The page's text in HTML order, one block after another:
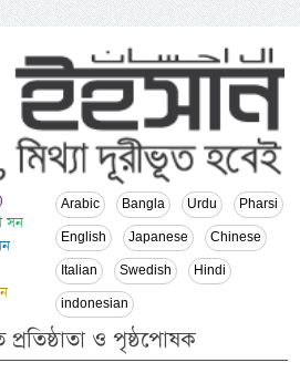
সন
Arabic Bangla Urdu Pharsi
English Japanese Chinese
Italian Swedish Hindi
indonesian
প্রতিষ্ঠাতা ও পৃষ্ঠপোষক